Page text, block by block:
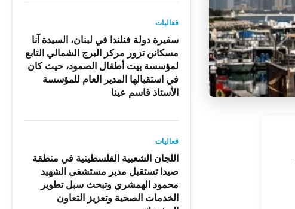
فعاليات
سفيرة دولة فنلندا في لبنان، السيدة آنا
مسكانن تزور مركز البرج الشمالي التابع
لمؤسسة بيت أطفال الصمود، حيث كان
في استقبالها المدير العام للمؤسسة
الأستاذ قاسم عينا
فعاليات
اللجان الشعبية الفلسطينية في منطقة
صيدا تستقبل مدير مستشفى الشهيد
محمود الهمشري وتبحث سبل تطوير
الخدمات الصحية وتعزيز التعاون